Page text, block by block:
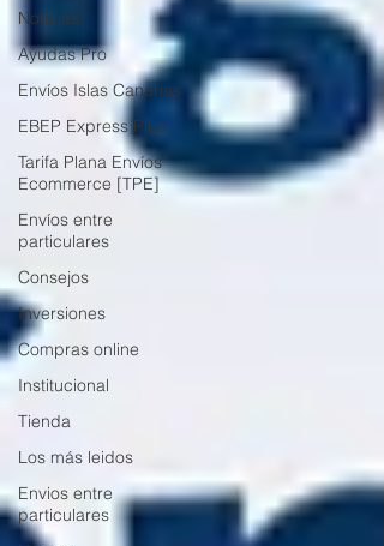
Noticias
Ayudas Pro
Envíos Islas Canarias
EBEP Express Plus
Tarifa Plana Envíos
Ecommerce [TPE]
Envíos entre
particulares
Consejos
Inversiones
Compras online
Institucional
Tienda
Los más leidos
Envios entre
particulares